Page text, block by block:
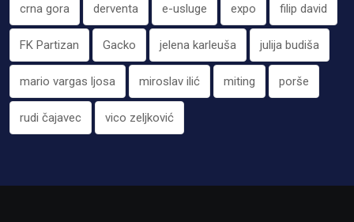
crna gora derventa e-usluge expo filip david
FK Partizan Gacko jelena karleuša julija budiša
mario vargas ljosa miroslav ilić miting porše
rudi čajavec vico zeljković